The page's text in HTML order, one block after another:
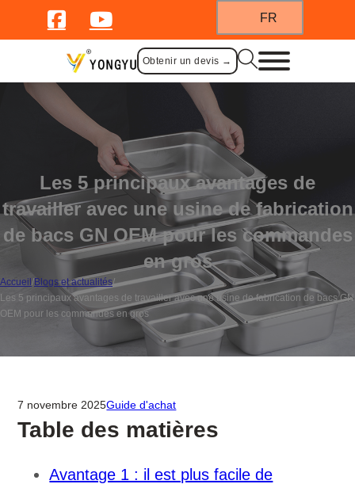
FR
Obtenir un devis →
Les 5 principaux avantages de
travailler avec une usine de fabrication
de bacs GN OEM pour les commandes
en gros
Accueil /Blogs et actualités/
Les 5 principaux avantages de travailler avec une usine de fabrication de bacs GN
OEM pour les commandes en gros
7 novembre 2025Guide d'achat
Table des matières
Avantage 1 : il est plus facile de